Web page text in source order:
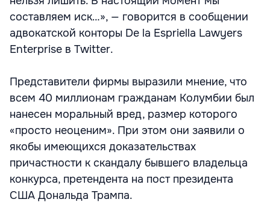
составляем иск…», — говорится в сообщении
адвокатской конторы De la Espriella Lawyers
Enterprise в Twitter.
Представители фирмы выразили мнение, что
всем 40 миллионам гражданам Колумбии был
нанесен моральный вред, размер которого
«просто неоценим». При этом они заявили о
якобы имеющихся доказательствах
причастности к скандалу бывшего владельца
конкурса, претендента на пост президента
США Дональда Трампа.